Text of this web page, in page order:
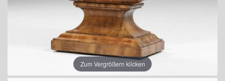
Zum Vergrößern klicken